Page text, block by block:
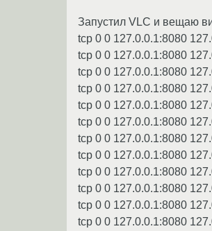
Запустил VLC и вещаю
tcp 0 0 127.0.0.1:8080
tcp 0 0 127.0.0.1:8080
tcp 0 0 127.0.0.1:8080
tcp 0 0 127.0.0.1:8080
tcp 0 0 127.0.0.1:8080
tcp 0 0 127.0.0.1:8080
tcp 0 0 127.0.0.1:8080
tcp 0 0 127.0.0.1:8080
tcp 0 0 127.0.0.1:8080
tcp 0 0 127.0.0.1:8080
tcp 0 0 127.0.0.1:8080
tcp 0 0 127.0.0.1:8080